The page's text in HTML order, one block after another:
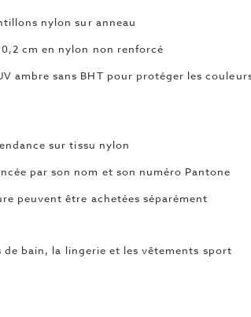
nylon sur anneau
cm en nylon non renforcé
ambre sans BHT pour protéger les
sur tissu nylon
par son nom et son numéro Pantone
peuvent être achetées séparément
bain, la lingerie et les vêtements sport